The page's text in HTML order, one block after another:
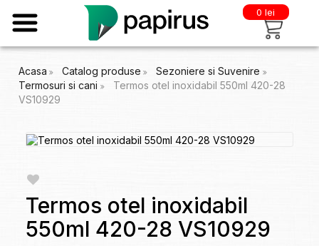
0 lei
Acasa Catalog produse
Sezoniere si Suvenire
Termosuri si cani
Termos otel inoxidabil 550ml 420-28
VS10929
Termos otel inoxidabil
550ml 420-28 VS10929